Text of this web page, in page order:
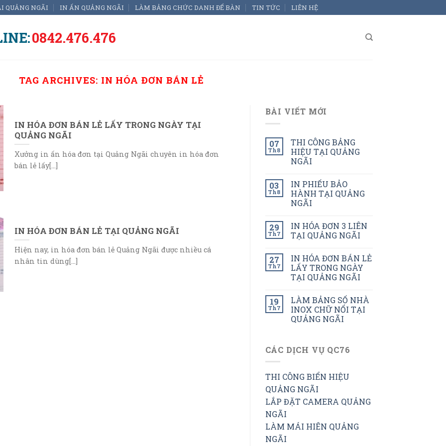
QUẢNG NGÃI IN ẤN QUẢNG NGÃI LÀM BẢNG CHỨC DANH ĐỂ BÀN TIN TỨC LIÊN HỆ
0842.476.476
TAG ARCHIVES: IN HÓA ĐƠN BÁN LẺ
IN HÓA ĐƠN BÁN LẺ LẤY TRONG NGÀY TẠI
QUẢNG NGÃI
Xưởng in ấn hóa đơn tại Quảng Ngãi chuyên in hóa đơn
bán lẻ lấy[...]
IN HÓA ĐƠN BÁN LẺ TẠI QUẢNG NGÃI
Hiện nay, in hóa đơn bán lẻ Quảng Ngãi được nhiều cá
nhân tin dùng[...]
BÀI VIẾT MỚI
07
Th8
THI CÔNG BẢNG
HIỆU TẠI QUẢNG
NGÃI
03
Th8
IN PHIẾU BẢO
HÀNH TẠI QUẢNG
NGÃI
29
Th7
IN HÓA ĐƠN 3 LIÊN
TẠI QUẢNG NGÃI
27
Th7
IN HÓA ĐƠN BÁN LẺ
LẤY TRONG NGÀY
TẠI QUẢNG NGÃI
19
Th7
LÀM BẢNG SỐ NHÀ
INOX CHỮ NỔI TẠI
QUẢNG NGÃI
CÁC DỊCH VỤ QC76
THI CÔNG BIỂN HIỆU
QUẢNG NGÃI
LẮP ĐẶT CAMERA QUẢNG
NGÃI
LÀM MÁI HIÊN QUẢNG
NGÃI